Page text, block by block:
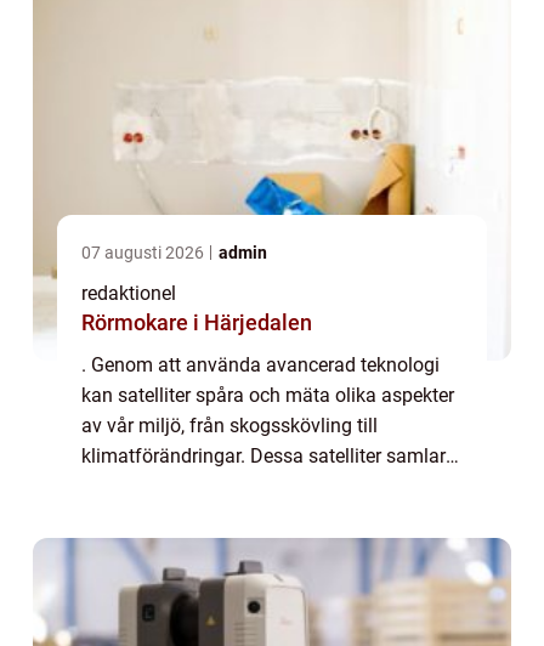
07 augusti 2026 admin
redaktionel
Rörmokare i Härjedalen
. Genom att använda avancerad teknologi
kan satelliter spåra och mäta olika aspekter
av vår miljö, från skogsskövling till
klimatförändringar. Dessa satelliter samlar